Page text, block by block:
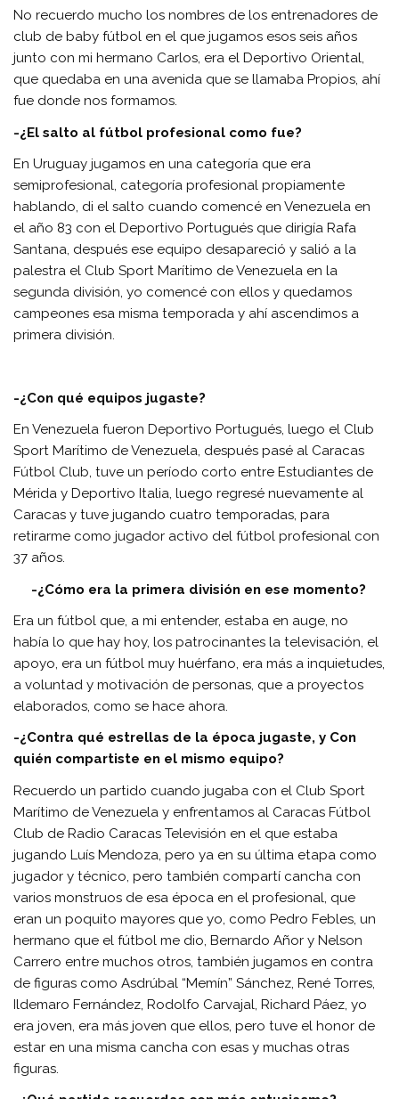
No recuerdo mucho los nombres de los entrenadores de
club de baby fútbol en el que jugamos esos seis años
junto con mi hermano Carlos, era el Deportivo Oriental,
que quedaba en una avenida que se llamaba Propios, ahí
fue donde nos formamos.
-¿El salto al fútbol profesional como fue?
En Uruguay jugamos en una categoría que era
semiprofesional, categoría profesional propiamente
hablando, di el salto cuando comencé en Venezuela en
el año 83 con el Deportivo Portugués que dirigía Rafa
Santana, después ese equipo desapareció y salió a la
palestra el Club Sport Marítimo de Venezuela en la
segunda división, yo comencé con ellos y quedamos
campeones esa misma temporada y ahí ascendimos a
primera división.
-¿Con qué equipos jugaste?
En Venezuela fueron Deportivo Portugués, luego el Club
Sport Marítimo de Venezuela, después pasé al Caracas
Fútbol Club, tuve un período corto entre Estudiantes de
Mérida y Deportivo Italia, luego regresé nuevamente al
Caracas y tuve jugando cuatro temporadas, para
retirarme como jugador activo del fútbol profesional con
37 años.
-¿Cómo era la primera división en ese momento?
Era un fútbol que, a mi entender, estaba en auge, no
había lo que hay hoy, los patrocinantes la televisación, el
apoyo, era un fútbol muy huérfano, era más a inquietudes,
a voluntad y motivación de personas, que a proyectos
elaborados, como se hace ahora.
-¿Contra qué estrellas de la época jugaste, y Con
quién compartiste en el mismo equipo?
Recuerdo un partido cuando jugaba con el Club Sport
Marítimo de Venezuela y enfrentamos al Caracas Fútbol
Club de Radio Caracas Televisión en el que estaba
jugando Luís Mendoza, pero ya en su última etapa como
jugador y técnico, pero también compartí cancha con
varios monstruos de esa época en el profesional, que
eran un poquito mayores que yo, como Pedro Febles, un
hermano que el fútbol me dio, Bernardo Añor y Nelson
Carrero entre muchos otros, también jugamos en contra
de figuras como Asdrúbal “Memín” Sánchez, René Torres,
Ildemaro Fernández, Rodolfo Carvajal, Richard Páez, yo
era joven, era más joven que ellos, pero tuve el honor de
estar en una misma cancha con esas y muchas otras
figuras.